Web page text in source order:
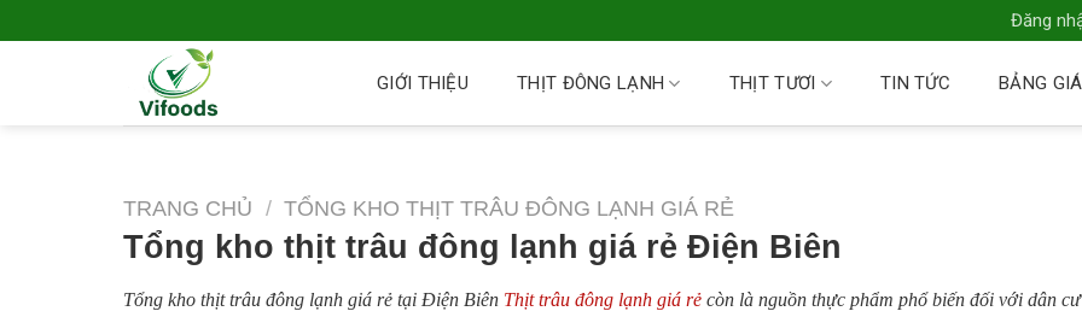
Đăng
GIỚI THIỆU THỊT ĐÔNG LẠNH THỊT TƯƠI TIN TỨC BẢNG GIÁ
TRANG CHỦ / TỔNG KHO THỊT TRÂU ĐÔNG LẠNH GIÁ RẺ
Tổng kho thịt trâu đông lạnh giá rẻ Điện Biên
Tổng kho thịt trâu đông lạnh giá rẻ tại Điện Biên Thịt trâu đông lạnh giá rẻ còn là nguồn thực phẩm phổ biến đối với dân